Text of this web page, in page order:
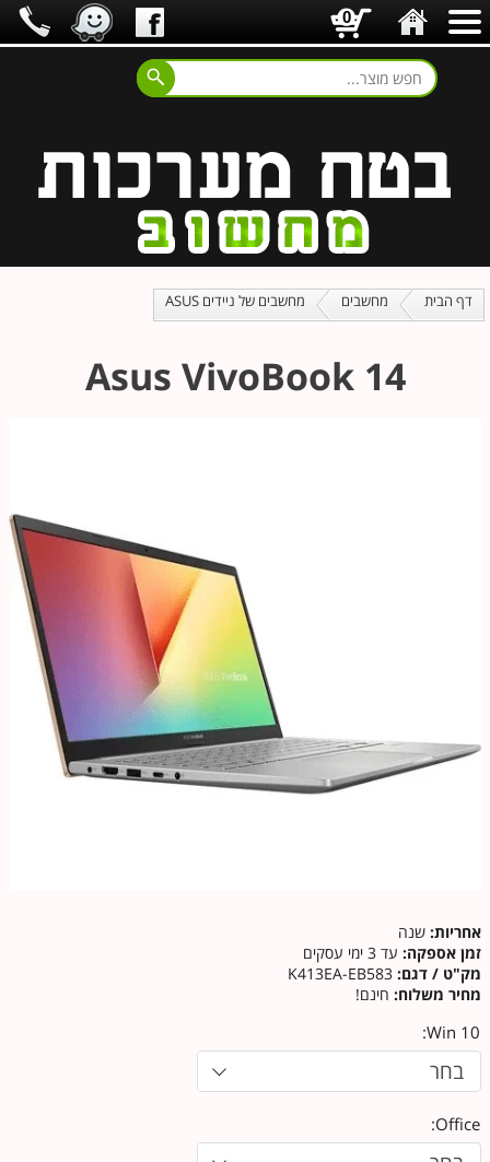
דף הבית מחשבים מחשבים של ניידים ASUS
Asus VivoBook 14
אחריות: שנה
זמן אספקה: עד 3 ימי עסקים
מק"ט / דגם: K413EA-EB583
מחיר משלוח: חינם!
Win 10:
בחר
Office:
0